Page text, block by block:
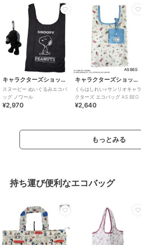
キャラクターズショップ ラフラフ
スヌーピー ぬいぐるみエコバ
ッグ ノワール
¥2,970
キャラクターズショップ ラフラフ
くらはしれい×サンリオキャラ
クターズ エコバッグ AS BEG
¥2,640
もっとみる
持ち運び便利なエコバッグ